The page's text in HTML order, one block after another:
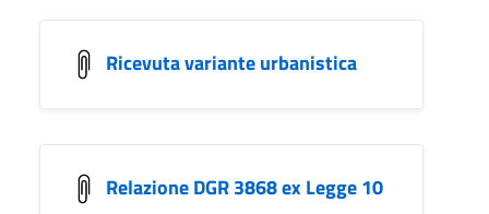
Ricevuta variante urbanistica
Relazione DGR 3868 ex Legge 10